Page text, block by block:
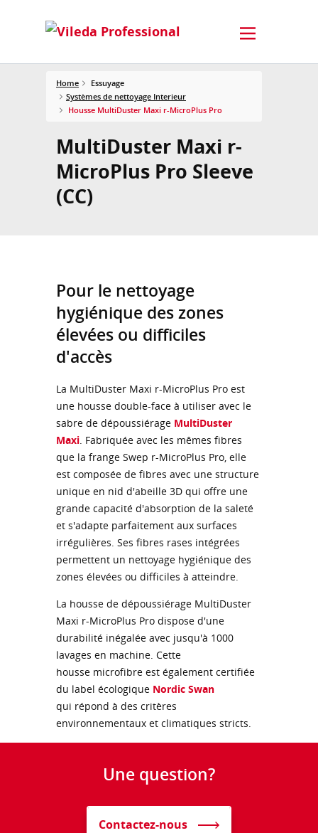
Home
Essuyage
Systèmes de nettoyage Interieur
Housse MultiDuster Maxi r-MicroPlus Pro
MultiDuster Maxi r-
MicroPlus Pro Sleeve
(CC)
Pour le nettoyage
hygiénique des zones
élevées ou difficiles
d'accès
La MultiDuster Maxi r-MicroPlus Pro est
une housse double-face à utiliser avec le
sabre de dépoussiérage MultiDuster
Maxi. Fabriquée avec les mêmes fibres
que la frange Swep r-MicroPlus Pro, elle
est composée de fibres avec une structure
unique en nid d'abeille 3D qui offre une
grande capacité d'absorption de la saleté
et s'adapte parfaitement aux surfaces
irrégulières. Ses fibres rases intégrées
permettent un nettoyage hygiénique des
zones élevées ou difficiles à atteindre.
La housse de dépoussiérage MultiDuster
Maxi r-MicroPlus Pro dispose d'une
durabilité inégalée avec jusqu'à 1000
lavages en machine. Cette
housse microfibre est également certifiée
du label écologique Nordic Swan
qui répond à des critères
environnementaux et climatiques stricts.
Une question?
Contactez-nous